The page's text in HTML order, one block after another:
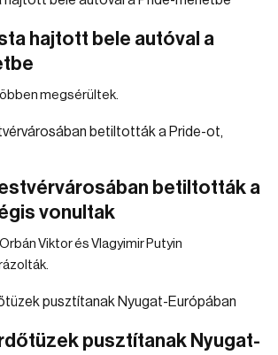
hajtott bele autóval a
megsérültek.
betiltották a
vonultak
Viktor és Vlagyimir Putyin
pusztítanak Nyugat-